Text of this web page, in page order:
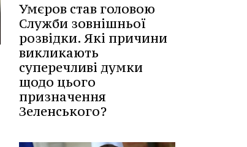
Умєров став головою
Служби зовнішньої
розвідки. Які причини
викликають
суперечливі думки
щодо цього
призначення
Зеленського?